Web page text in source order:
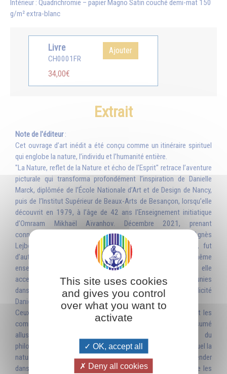
Intérieur : Quadrichromie – papier Magno Satin couché demi-mat 150
g/m² extra-blanc
Livre
CH0001FR
34,00€
Ajouter
Extrait
Note de l'éditeur:
Cet ouvrage d’art inédit a été conçu comme un itinéraire spirituel
qui englobe la nature, l’individu et l’humanité entière.
"La Nature, reflet de la Nature et écho de l’Esprit" retrace l’aventure
picturale qui transforma profondément l’inspiration de Danielle
Marck, diplômée de l’École Nationale d’Art et de Design de Nancy,
puis de l’Institut Supérieur de Beaux-Arts de Besançon, lorsqu’elle
découvrit en 1979, à l’âge de 42 ans l’Enseignement initiatique
d’Omraam Mikhaël Aïvanhov. Décembre 2021, prenant
connaissance tout à fait par hasard de ses tableaux, Agnès
Lejbowicz, professeur agrégée et docteur en philosophie, fut
d’autant plus impressionnée qu’elle suivait ce même
enseignement. Courant 2022, Agnès demanda à Danielle si elle
accepterait que ses œuvres – un peu éparpillées – soient réunies
dans un livre dont elle ferait la présentation. En toute simplicité
Danielle accepta.
Ceux qui s’arrêteront devant les tableaux de Danielle et liront les
commentaires d’Agnès découvriront dans une sorte de résumé
allusif la profondeur insoupçonnée de l’Enseignement du
philosophe et pédagogue Omraam Mikhaël Aïvanhov pour lequel la
nature sert de repère et d’ancrage. A ceux qui savent l’appréhender
dans le subtil de leur sensibilité, la nature sert de guide : elle les
This site uses cookies
and gives you control
over what you want to
activate
OK, accept all
Deny all cookies